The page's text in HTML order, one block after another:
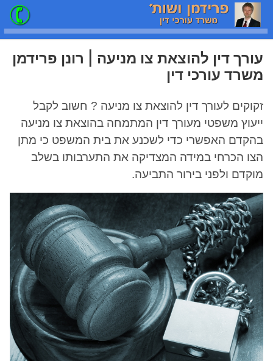
עורך דין להוצאת צו מניעה | רונן פרידמן
משרד עורכי דין
זקוקים לעורך דין להוצאת צו מניעה ? חשוב לקבל
ייעוץ משפטי מעורך דין המתמחה בהוצאת צו מניעה
בהקדם האפשרי כדי לשכנע את בית המשפט כי מתן
הצו הכרחי במידה המצדיקה את התערבותו בשלב
מוקדם ולפני בירור התביעה.